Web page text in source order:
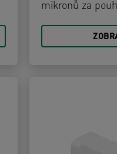
mikronů za